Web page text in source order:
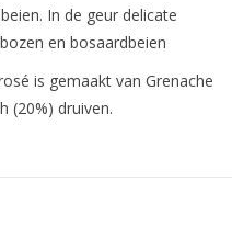
In de geur delicate
en bosaardbeien
is gemaakt van Grenache
(20%) druiven.